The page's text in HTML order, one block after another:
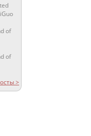
of
of
>